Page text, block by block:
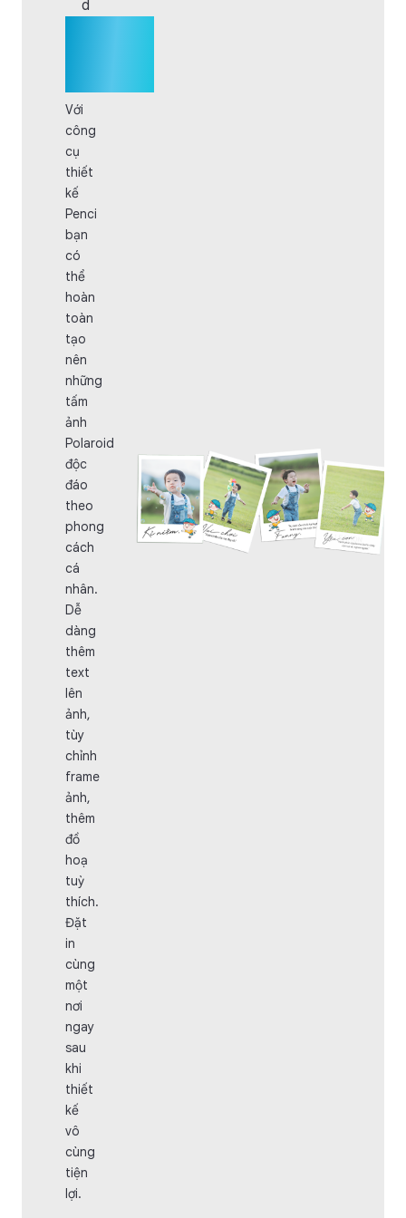
d
Với
công
cụ
thiết
kế
Penci
bạn
có
thể
hoàn
toàn
tạo
nên
những
tấm
ảnh
Polaroid
độc
đáo
theo
phong
cách
cá
nhân.
Dễ
dàng
thêm
text
lên
ảnh,
tùy
chỉnh
frame
ảnh,
thêm
đồ
hoạ
tuỳ
thích.
Đặt
in
cùng
một
nơi
ngay
sau
khi
thiết
kế
vô
cùng
tiện
lợi.